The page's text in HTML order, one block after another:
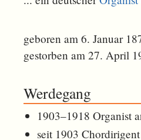
geboren am 6. Januar
gestorben am 27. April
Werdegang
1903–1918 Organist
seit 1903